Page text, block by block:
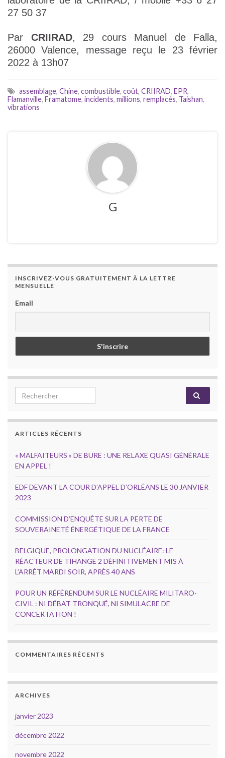
27 50 37
Par CRIIRAD, 29 cours Manuel de Falla,
26000 Valence, message reçu le 23 février
2022 à 13h07
assemblage, Chine, combustible, coût, CRIIRAD, EPR,
Flamanville, Framatome, incidents, millions, remplacés, Taishan,
vibrations
G
INSCRIVEZ-VOUS GRATUITEMENT À LA LETTRE
MENSUELLE
Email
Search for:
ARTICLES RÉCENTS
« MALFAITEURS » DE BURE : UNE RELAXE QUASI GÉNÉRALE
EN APPEL !
EDF DEVANT LA COUR D’APPEL D’ORLÉANS LE 30 JANVIER
2023
COMMISSION D’ENQUÊTE SUR LA PERTE DE
SOUVERAINETÉ ÉNERGÉTIQUE DE LA FRANCE
BELGIQUE, PROLONGATION DU NUCLÉAIRE: LE
RÉACTEUR DE TIHANGE 2 DÉFINITIVEMENT MIS À
L’ARRÊT MARDI SOIR, APRÈS 40 ANS
POUR UN RÉFÉRENDUM SUR LE NUCLÉAIRE MILITARO-
CIVIL : NI DÉBAT TRONQUÉ, NI SIMULACRE DE
CONCERTATION !
COMMENTAIRES RÉCENTS
ARCHIVES
janvier 2023
décembre 2022
novembre 2022